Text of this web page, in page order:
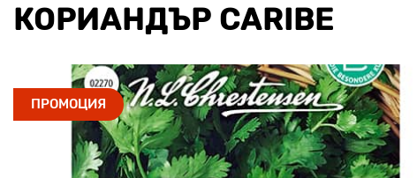
КОРИАНДЪР CARIBE
ПРОМОЦИЯ